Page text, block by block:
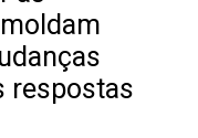
respostas